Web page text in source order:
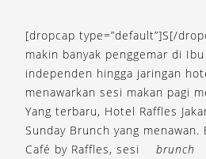
[dropcap type=”default”]S[/
makin banyak penggemar di
independen hingga jaringan
menawarkan sesi makan pagi
Yang terbaru, Hotel Raffles
Sunday Brunch yang
Café by Raffles, sesi
brunch